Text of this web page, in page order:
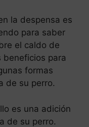
la despensa es
para saber
el caldo de
beneficios para
formas
de su perro.
es una adición
de su perro.